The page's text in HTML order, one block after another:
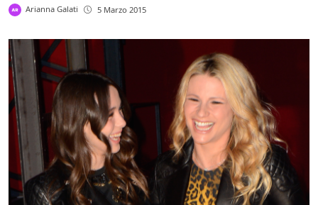
Arianna Galati 5 Marzo 2015